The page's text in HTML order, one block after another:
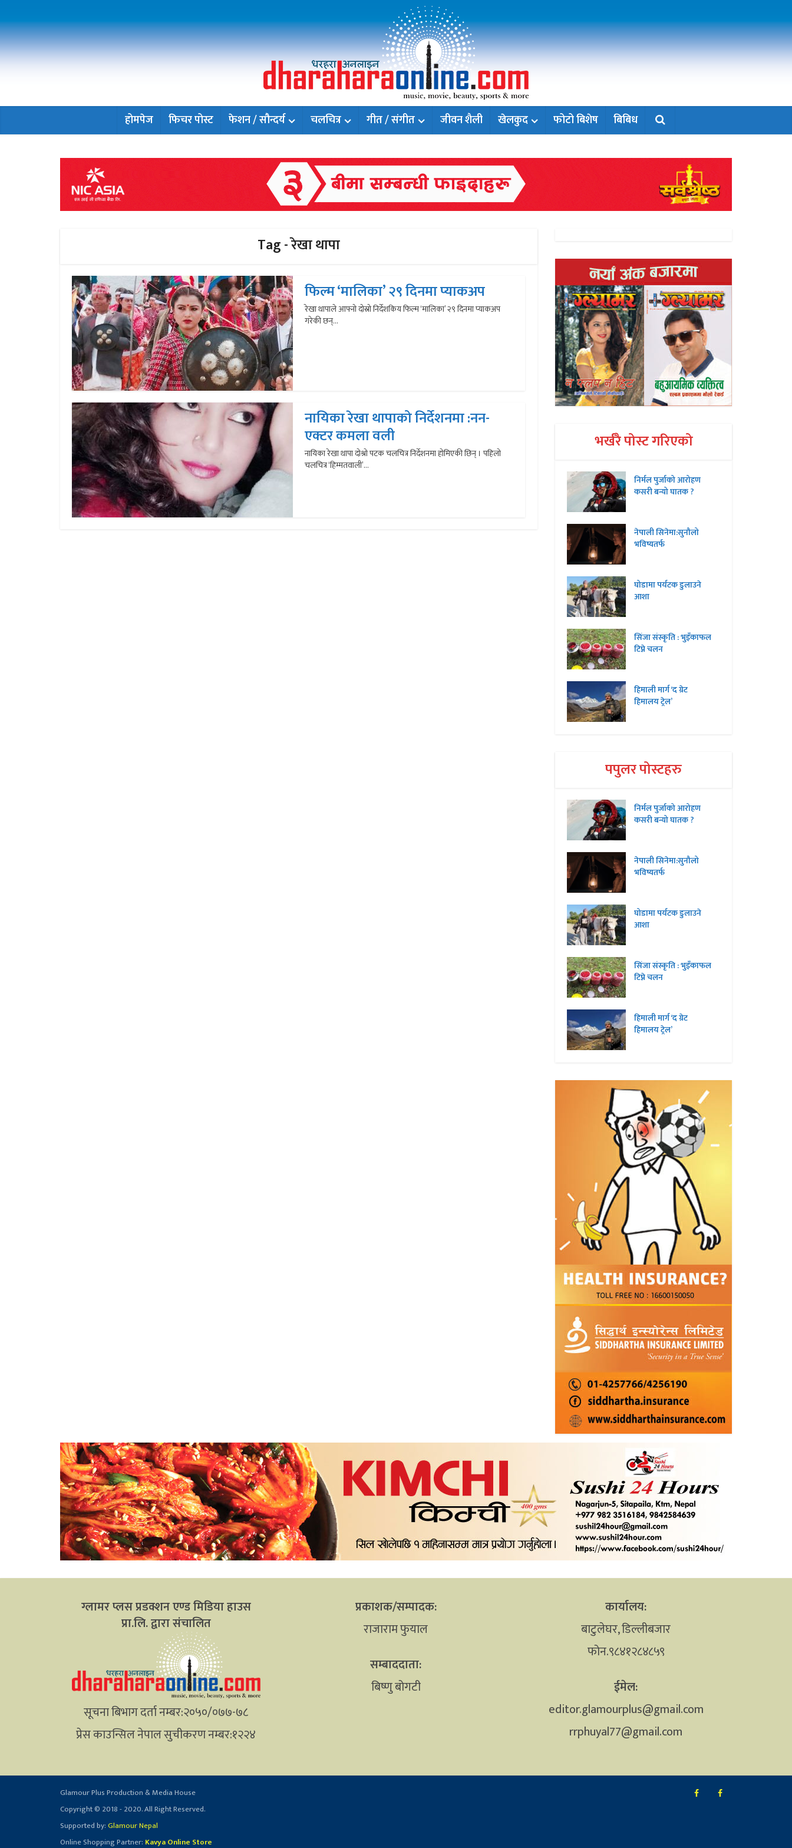
होमपेज फिचर पोस्ट फेशन / सौन्दर्य चलचित्र गीत / संगीत जीवन शैली खेलकुद फोटो बिशेष बिबिध
Tag - रेखा थापा
फिल्म ‘मालिका’ २९ दिनमा प्याकअप
रेखा थापाले आफ्नो दोस्रो निर्देशकिय फिल्म ‘मालिका’ २९ दिनमा प्याकअप
गरेकी छन्...
नायिका रेखा थापाको निर्देशनमा :नन-
एक्टर कमला वली
नायिका रेखा थापा दोश्रो पटक चलचित्र निर्देशनमा होमिएकी छिन् । पहिलो
चलचित्र ‘हिम्मतवाली’...
भर्खरै पोस्ट गरिएको
निर्मल पुर्जाको आरोहण
कसरी बन्यो घातक ?
नेपाली सिनेमा:सुनौलो
भविष्यतर्फ
घोडामा पर्यटक डुलाउने
आशा
सिंजा संस्कृति : भुइँकाफल
टिप्ने चलन
हिमाली मार्ग ‘द ग्रेट
हिमालय ट्रेल’
पपुलर पोस्टहरु
निर्मल पुर्जाको आरोहण
कसरी बन्यो घातक ?
नेपाली सिनेमा:सुनौलो
भविष्यतर्फ
घोडामा पर्यटक डुलाउने
आशा
सिंजा संस्कृति : भुइँकाफल
टिप्ने चलन
हिमाली मार्ग ‘द ग्रेट
हिमालय ट्रेल’
ग्लामर प्लस प्रडक्शन एण्ड मिडिया हाउस
प्रा.लि. द्वारा संचालित
सूचना बिभाग दर्ता नम्बर:२०५०/०७७-७८
प्रेस काउन्सिल नेपाल सुचीकरण नम्बर:१२२४
प्रकाशक/सम्पादक:
राजाराम फुयाल
सम्बाददाता:
बिष्णु बोगटी
कार्यालय:
बाटुलेघर, डिल्लीबजार
फोन.९८४१२८४८५९
ईमेल:
editor.glamourplus@gmail.com
rrphuyal77@gmail.com
Glamour Plus Production & Media House
Copyright © 2018 - 2020. All Right Reserved.
Supported by:Glamour Nepal
Online Shopping Partner: Kavya Online Store